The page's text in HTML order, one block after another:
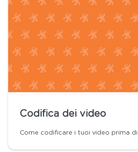
Codifica dei video
Come codificare i tuoi video prima